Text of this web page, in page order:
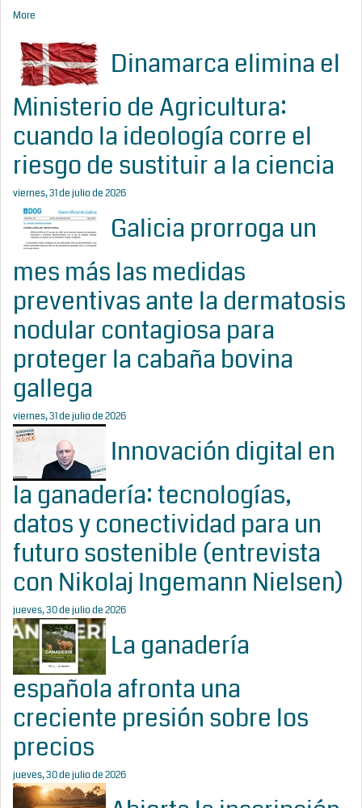
More
Dinamarca elimina el
Ministerio de Agricultura:
cuando la ideología corre el
riesgo de sustituir a la ciencia
viernes, 31 de julio de 2026
Galicia prorroga un
mes más las medidas
preventivas ante la dermatosis
nodular contagiosa para
proteger la cabaña bovina
gallega
viernes, 31 de julio de 2026
Innovación digital en
la ganadería: tecnologías,
datos y conectividad para un
futuro sostenible (entrevista
con Nikolaj Ingemann Nielsen)
jueves, 30 de julio de 2026
La ganadería
española afronta una
creciente presión sobre los
precios
jueves, 30 de julio de 2026